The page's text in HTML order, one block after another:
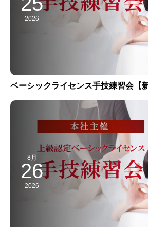
2026
ベーシックライセンス手技練習会【新
8月
26
2026